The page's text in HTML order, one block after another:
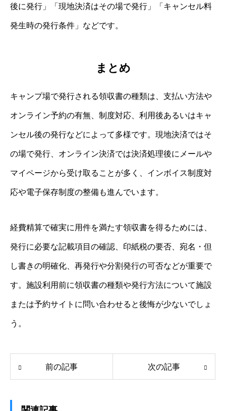
後に発行」「現地決済はその場で発行」「キャンセル料
発生時の発行条件」などです。
まとめ
キャンプ場で発行される領収書の種類は、支払い方法や
オンライン予約の有無、制度対応、利用後あるいはキャ
ンセル後の発行などによって多様です。現地決済ではそ
の場で発行、オンライン決済では決済処理後にメールや
マイページから受け取ることが多く、インボイス制度対
応や電子保存制度の整備も進んでいます。
経費精算で確実に用件を満たす領収書を得るためには、
発行に必要な記載項目の確認、印紙税の要否、宛名・但
し書きの明確化、再発行や分割発行の可否などが重要で
す。施設利用前に領収書の種類や発行方法について施設
または予約サイトに問い合わせると後悔が少ないでしょ
う。
前の記事 次の記事